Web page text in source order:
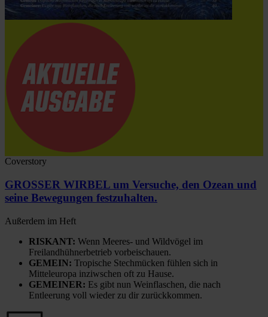
Coverstory
GROSSER WIRBEL um Versuche, den Ozean und
seine Bewegungen festzuhalten.
Außerdem im Heft
RISKANT: Wenn Meeres- und Wildvögel im
Freilandhühnerbetrieb vorbeischauen.
GEMEIN: Tropische Stechmücken fühlen sich in
Mitteleuropa inziwschen oft zu Hause.
GEMEINER: Es gibt nun Weinflaschen, die nach
Entleerung voll wieder zu dir zurückkommen.